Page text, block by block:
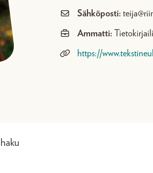
Sähköposti:
Ammatti:
https://